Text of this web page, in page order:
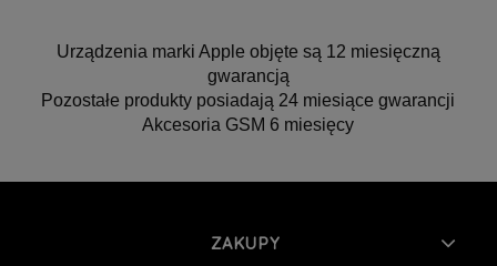
Urządzenia marki Apple objęte są 12 miesięczną
gwarancją
Pozostałe produkty posiadają 24 miesiące gwarancji
Akcesoria GSM 6 miesięcy
ZAKUPY